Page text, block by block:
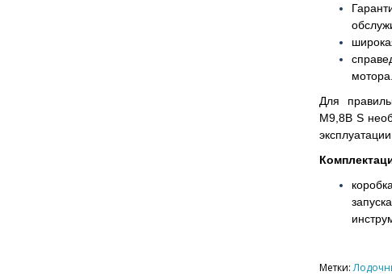
мотора..
Для
М9,8B S
Метки: